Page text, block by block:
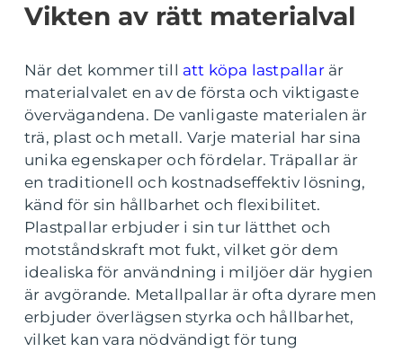
Vikten av rätt materialval
När det kommer till att köpa lastpallarär
materialvalet en av de första och viktigaste
övervägandena. De vanligaste materialen är
trä, plast och metall. Varje material har sina
unika egenskaper och fördelar. Träpallar är
en traditionell och kostnadseffektiv lösning,
känd för sin hållbarhet och flexibilitet.
Plastpallar erbjuder i sin tur lätthet och
motståndskraft mot fukt, vilket gör dem
idealiska för användning i miljöer där hygien
är avgörande. Metallpallar är ofta dyrare men
erbjuder överlägsen styrka och hållbarhet,
vilket kan vara nödvändigt för tung